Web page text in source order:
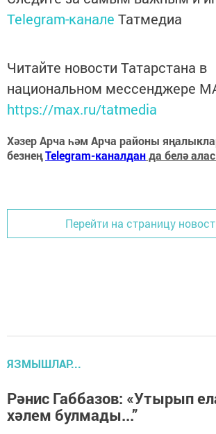
Telegram-канале Татмедиа
Читайте новости Татарстана в
национальном мессенджере
https://max.ru/tatmedia
Хәзер Арча һәм Арча районы
безнеңTelegram-каналданда белә
Перейти на страницу
ЯЗМЫШЛАР...
Рәнис Габбазов: «Утырып
хәлем булмады...”